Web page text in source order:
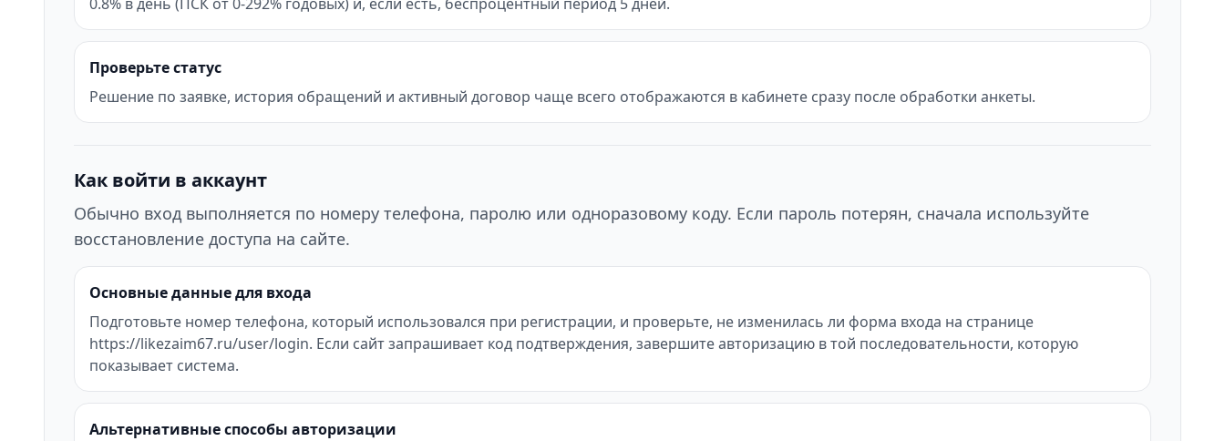
Проверьте статус
Решение по заявке, история обращений и активный договор чаще всего отображаются в кабинете сразу после обработки анкеты.
Как войти в аккаунт
Обычно вход выполняется по номеру телефона, паролю или одноразовому коду. Если пароль потерян, сначала используйте
восстановление доступа на сайте.
Основные данные для входа
Подготовьте номер телефона, который использовался при регистрации, и проверьте, не изменилась ли форма входа на странице
https://likezaim67.ru/user/login. Если сайт запрашивает код подтверждения, завершите авторизацию в той последовательности, которую
показывает система.
Альтернативные способы авторизации